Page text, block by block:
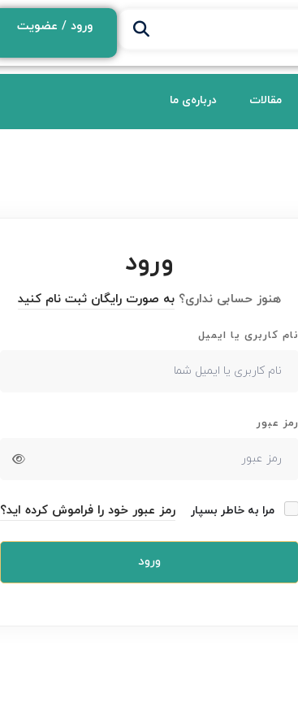
ورود / عضویت
مقالات درباره‌ی ما
ورود
هنوز حسابی نداری؟ به صورت رایگان ثبت نام کنید
نام کاربری یا ایمیل
رمز عبور
مرا به خاطر بسپار رمز عبور خود را فراموش کرده اید؟
ورود